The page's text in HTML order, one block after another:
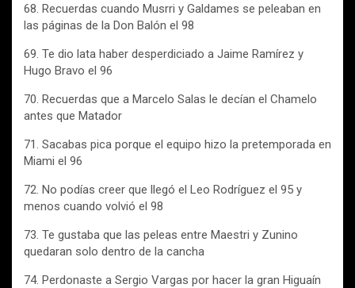
68. Recuerdas cuando Musrri y Galdames se peleaban en
las páginas de la Don Balón el 98
69. Te dio lata haber desperdiciado a Jaime Ramírez y
Hugo Bravo el 96
70. Recuerdas que a Marcelo Salas le decían el Chamelo
antes que Matador
71. Sacabas pica porque el equipo hizo la pretemporada en
Miami el 96
72. No podías creer que llegó el Leo Rodríguez el 95 y
menos cuando volvió el 98
73. Te gustaba que las peleas entre Maestri y Zunino
quedaran solo dentro de la cancha
74. Perdonaste a Sergio Vargas por hacer la gran Higuaín